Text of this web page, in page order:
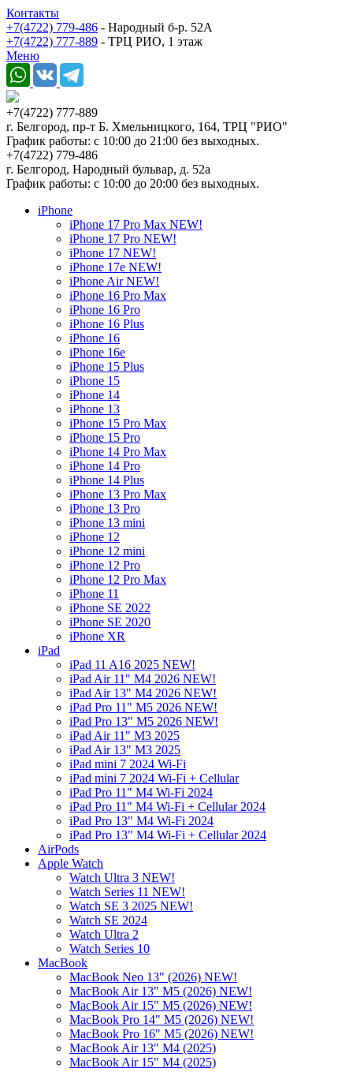
Контакты
+7(4722) 779-486 - Народный б-р. 52А
+7(4722) 777-889 - ТРЦ РИО, 1 этаж
Меню
+7(4722) 777-889
г. Белгород, пр-т Б. Хмельницкого, 164, ТРЦ "РИО"
График работы: с 10:00 до 21:00 без выходных.
+7(4722) 779-486
г. Белгород, Народный бульвар, д. 52а
График работы: с 10:00 до 20:00 без выходных.
iPhone
iPhone 17 Pro Max NEW!
iPhone 17 Pro NEW!
iPhone 17 NEW!
iPhone 17e NEW!
iPhone Air NEW!
iPhone 16 Pro Max
iPhone 16 Pro
iPhone 16 Plus
iPhone 16
iPhone 16e
iPhone 15 Plus
iPhone 15
iPhone 14
iPhone 13
iPhone 15 Pro Max
iPhone 15 Pro
iPhone 14 Pro Max
iPhone 14 Pro
iPhone 14 Plus
iPhone 13 Pro Max
iPhone 13 Pro
iPhone 13 mini
iPhone 12
iPhone 12 mini
iPhone 12 Pro
iPhone 12 Pro Max
iPhone 11
iPhone SE 2022
iPhone SE 2020
iPhone XR
iPad
iPad 11 A16 2025 NEW!
iPad Air 11" M4 2026 NEW!
iPad Air 13" M4 2026 NEW!
iPad Pro 11" M5 2026 NEW!
iPad Pro 13" M5 2026 NEW!
iPad Air 11" M3 2025
iPad Air 13" M3 2025
iPad mini 7 2024 Wi-Fi
iPad mini 7 2024 Wi-Fi + Cellular
iPad Pro 11" M4 Wi-Fi 2024
iPad Pro 11" M4 Wi-Fi + Cellular 2024
iPad Pro 13" M4 Wi-Fi 2024
iPad Pro 13" M4 Wi-Fi + Cellular 2024
AirPods
Apple Watch
Watch Ultra 3 NEW!
Watch Series 11 NEW!
Watch SE 3 2025 NEW!
Watch SE 2024
Watch Ultra 2
Watch Series 10
MacBook
MacBook Neo 13" (2026) NEW!
MacBook Air 13" M5 (2026) NEW!
MacBook Air 15" M5 (2026) NEW!
MacBook Pro 14" M5 (2026) NEW!
MacBook Pro 16" M5 (2026) NEW!
MacBook Air 13" M4 (2025)
MacBook Air 15" M4 (2025)